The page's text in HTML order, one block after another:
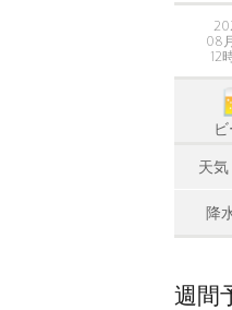
08
12
天気
降
週間